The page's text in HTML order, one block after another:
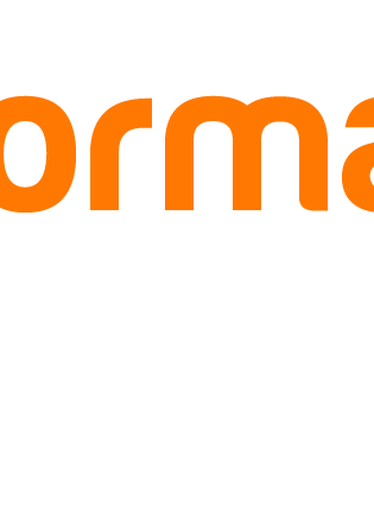
Pada Anda
Akan Terjadi Pada Anda